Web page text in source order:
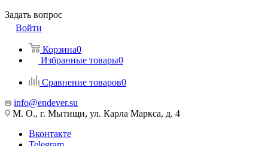
Задать вопрос
Войти
Корзина0
Избранные товары0
Сравнение товаров0
info@endever.su
М. О., г. Мытищи, ул. Карла Маркса, д. 4
Вконтакте